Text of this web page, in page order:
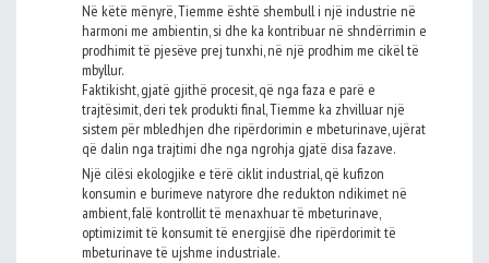
Në këtë mënyrë, Tiemme është shembull i një industrie në
harmoni me ambientin, si dhe ka kontribuar në shndërrimin e
prodhimit të pjesëve prej tunxhi, në një prodhim me cikël të
mbyllur.
Faktikisht, gjatë gjithë procesit, që nga faza e parë e
trajtësimit, deri tek produkti final, Tiemme ka zhvilluar një
sistem për mbledhjen dhe ripërdorimin e mbeturinave, ujërat
që dalin nga trajtimi dhe nga ngrohja gjatë disa fazave.
Një cilësi ekologjike e tërë ciklit industrial, që kufizon
konsumin e burimeve natyrore dhe redukton ndikimet në
ambient, falë kontrollit të menaxhuar të mbeturinave,
optimizimit të konsumit të energjisë dhe ripërdorimit të
mbeturinave të ujshme industriale.